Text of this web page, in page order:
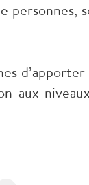
personnes,
aux